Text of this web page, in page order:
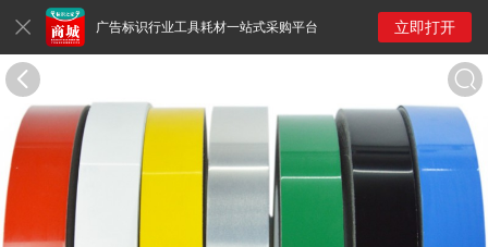
广告标识行业工具耗材一站式采购平台 立即打开